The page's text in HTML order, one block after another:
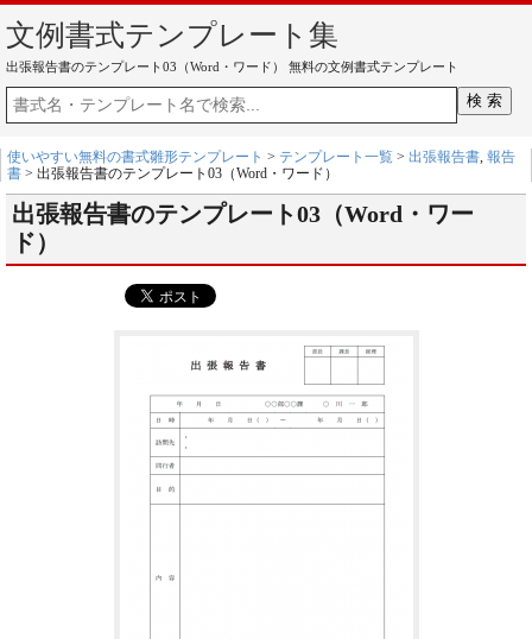
文例書式テンプレート集
出張報告書のテンプレート03（Word・ワード） 無料の文例書式テンプレート
使いやすい無料の書式雛形テンプレート > テンプレート一覧 > 出張報告書, 報告
書 > 出張報告書のテンプレート03（Word・ワード）
出張報告書のテンプレート03（Word・ワー
ド）